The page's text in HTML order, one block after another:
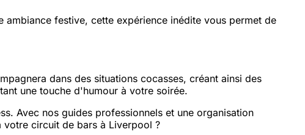
festive, cette expérience inédite vous permet de
dans des situations cocasses, créant ainsi des
une touche d'humour à votre soirée.
Avec nos guides professionnels et une organisation
votre circuit de bars à Liverpool ?